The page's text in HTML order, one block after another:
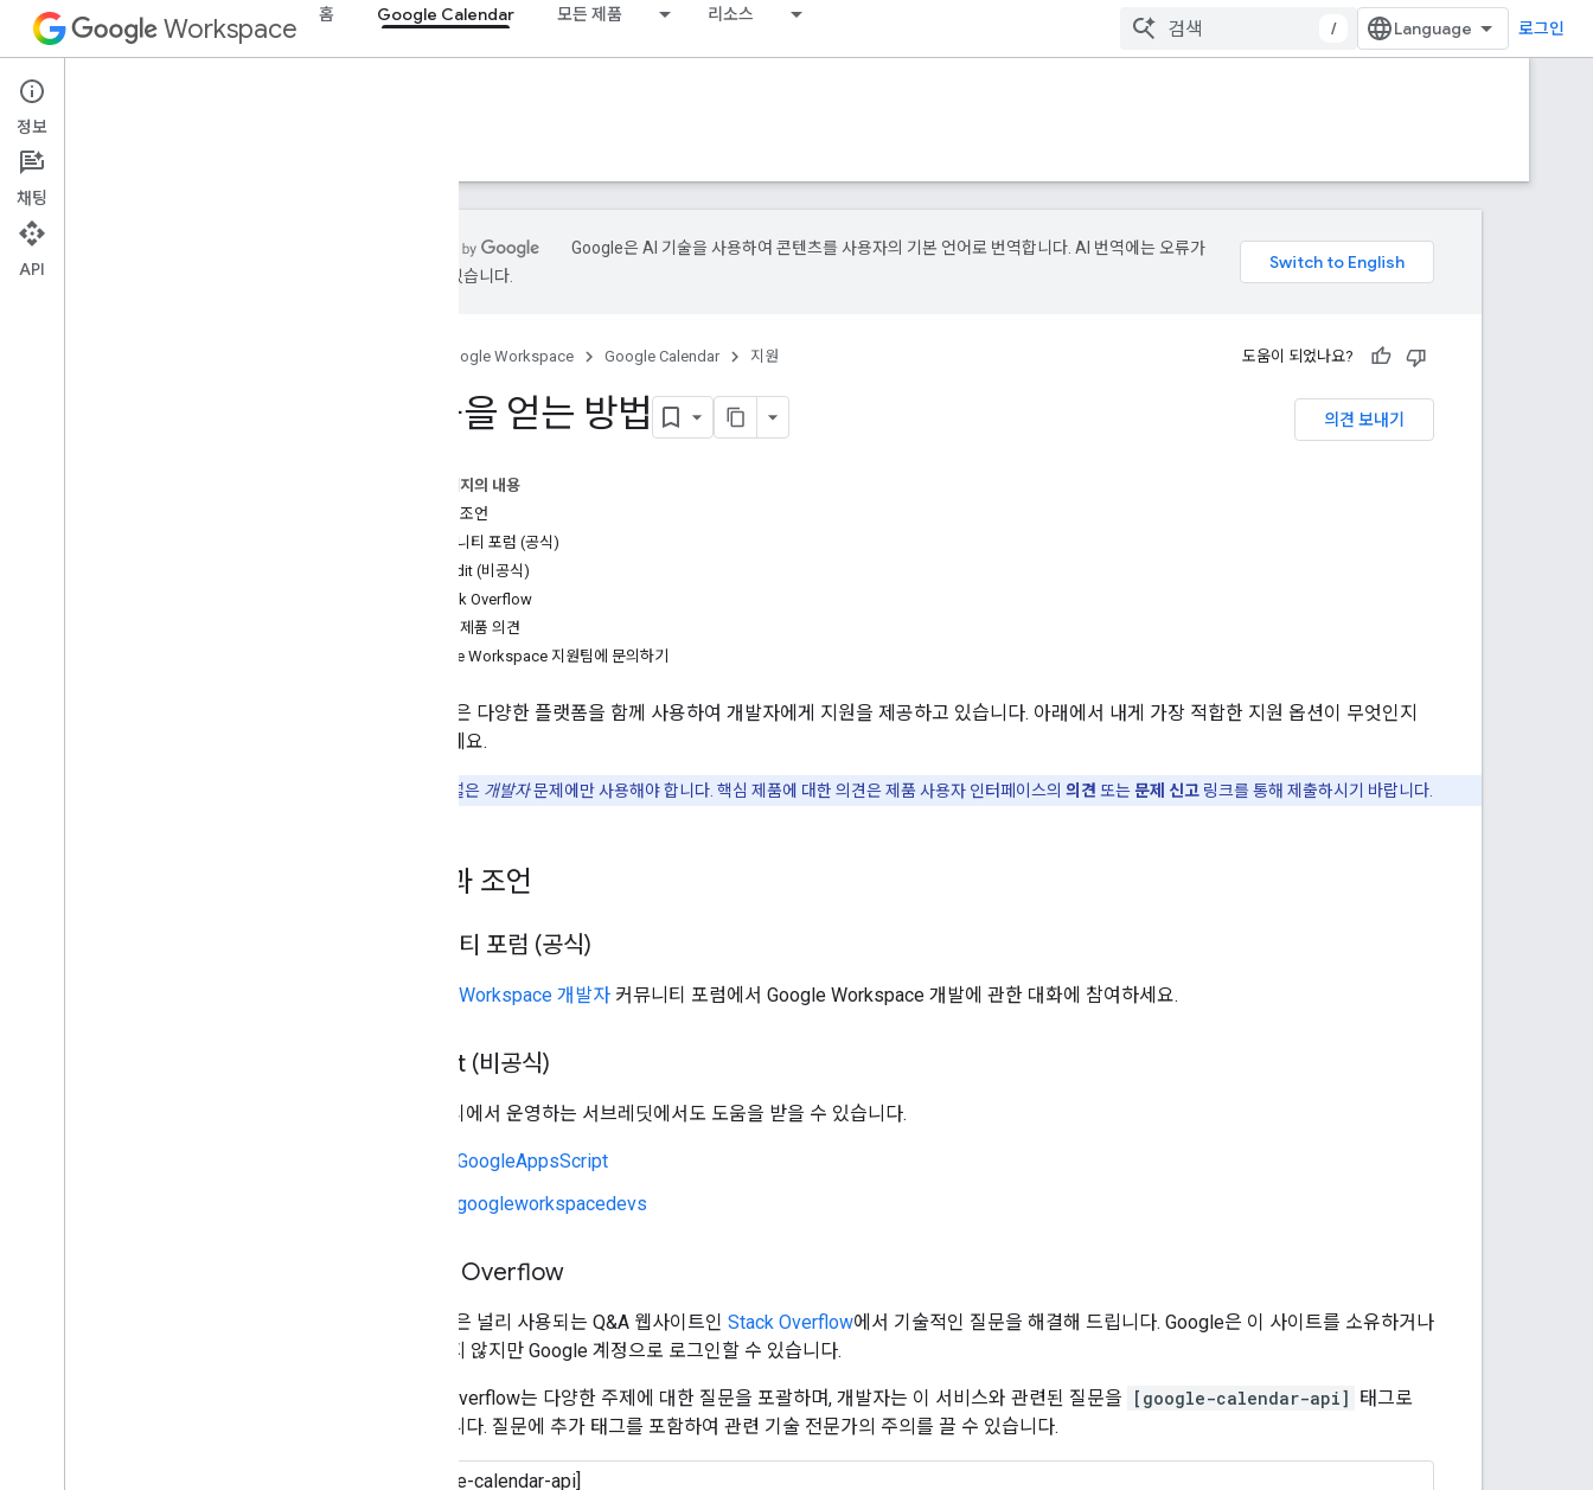
Workspace 홈 Google Calendar 모든 제품 리소스
/ 로그인
Google Calendar
개요
Google은 AI 기술을 사용하여 콘텐츠를 사용자의 기본 언어로 번역합니다. AI 번역에는 오류가
있을 수 있습니다.
Google Workspace Google Calendar 지원 도움이 되었나요?
의견 보내기
도움을 얻는 방법
이 페이지의 내용
질문과 조언
커뮤니티 포럼 (공식)
Reddit (비공식)
Stack Overflow
개발자 제품 의견
Google Workspace 지원팀에 문의하기
Google은 다양한 플랫폼을 함께 사용하여 개발자에게 지원을 제공하고 있습니다. 아래에서 내게 가장 적합한 지원 옵션이 무엇인지
알아보세요.
이 채널은 개발자문제에만 사용해야 합니다. 핵심 제품에 대한 의견은 제품 사용자 인터페이스의 의견 또는 문제 신고 링크를 통해 제출하시기 바랍니다.
질문과 조언
커뮤니티 포럼 (공식)
Google Workspace 개발자 커뮤니티 포럼에서 Google Workspace 개발에 관한 대화에 참여하세요.
Reddit (비공식)
커뮤니티에서 운영하는 서브레딧에서도 도움을 받을 수 있습니다.
r/GoogleAppsScript
r/googleworkspacedevs
Stack Overflow
Google은 널리 사용되는 Q&A 웹사이트인 Stack Overflow에서 기술적인 질문을 해결해 드립니다. Google은 이 사이트를 소유하거나
관리하지 않지만 Google 계정으로 로그인할 수 있습니다.
Stack Overflow는 다양한 주제에 대한 질문을 포괄하며, 개발자는 이 서비스와 관련된 질문을 [google-calendar-api] 태그로
표시합니다. 질문에 추가 태그를 포함하여 관련 기술 전문가의 주의를 끌 수 있습니다.
정보
채팅
API